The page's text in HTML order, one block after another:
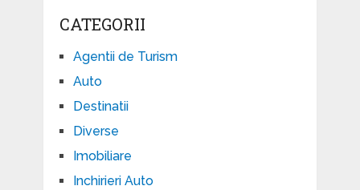
CATEGORII
Agentii de Turism
Auto
Destinatii
Diverse
Imobiliare
Inchirieri Auto